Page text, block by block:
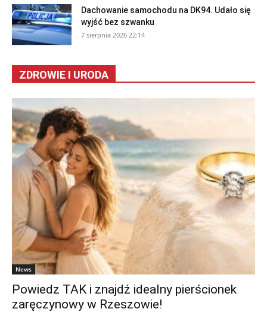
Dachowanie samochodu na DK94. Udało się
wyjść bez szwanku
7 sierpnia 2026 22:14
ZDROWIE I URODA
News
Powiedz TAK i znajdź idealny pierścionek
zaręczynowy w Rzeszowie!